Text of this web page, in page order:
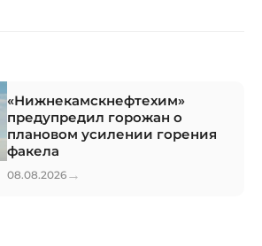
«Нижнекамскнефтехим»
предупредил горожан о
плановом усилении горения
факела
08.08.2026 →